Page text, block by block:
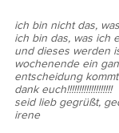
ich bin nicht das,
ich bin das, was ich
und dieses werden
wochenende ein
entscheidung
dank euch!!!!!!!!!!!!!!!!!!!
seid lieb gegrüßt,
irene